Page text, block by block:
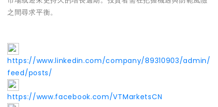
之間尋求平衡。
https://www.linkedin.com/company/89310903/admin/
feed/posts/
https://www.facebook.com/VTMarketsCN